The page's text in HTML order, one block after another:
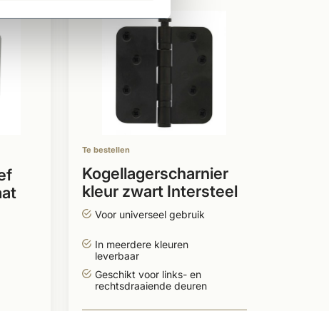
Te bestellen
Kogellagerscharnier
kleur zwart Intersteel
89x89
Voor universeel gebruik
In meerdere kleuren
leverbaar
Geschikt voor links- en
rechtsdraaiende deuren